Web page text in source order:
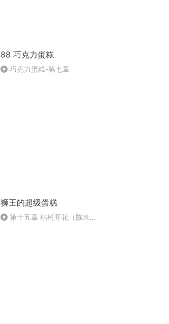
88 巧克力蛋糕
巧克力蛋糕-第七章
狮王的超级蛋糕
第十五章 枯树开花（陈米珈